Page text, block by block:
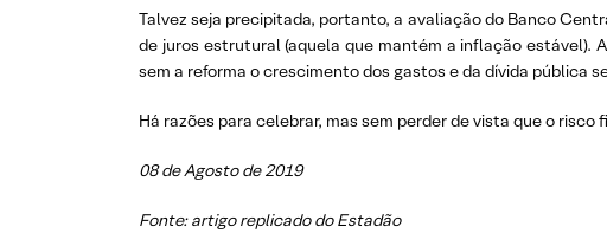
Talvez seja precipitada, portanto, a avaliação do Banco
de juros estrutural (aquela que mantém a inflação
sem a reforma o crescimento dos gastos e da dívida pública
Há razões para celebrar, mas sem perder de vista que o risco
08 de Agosto de 2019
Fonte: artigo replicado do Estadão